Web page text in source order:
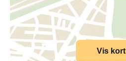
Vis kort